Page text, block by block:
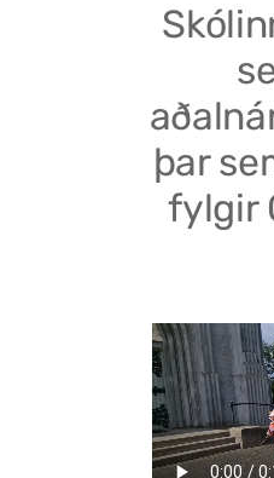
þar
fylgir